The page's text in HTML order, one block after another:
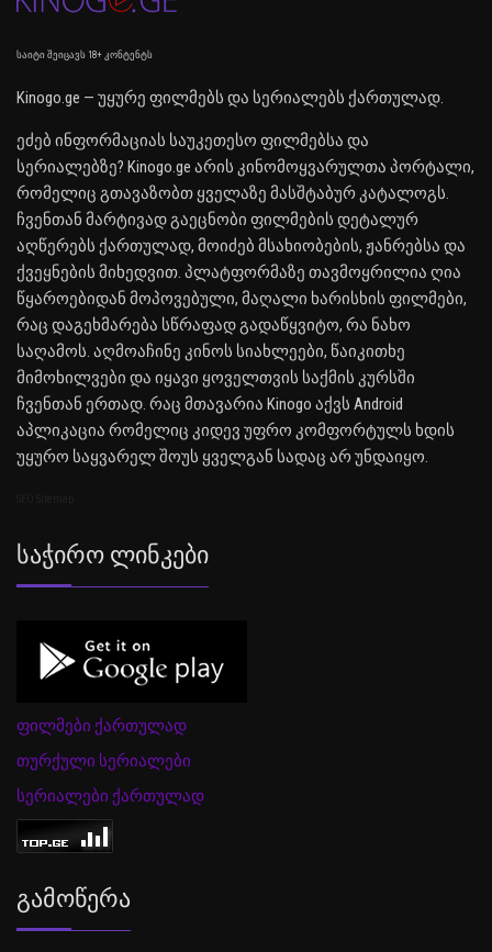
საიტი შეიცავს 18+ კონტენტს
Kinogo.ge — უყურე ფილმებს და სერიალებს ქართულად.
ეძებ ინფორმაციას საუკეთესო ფილმებსა და
სერიალებზე? Kinogo.ge არის კინომოყვარულთა პორტალი,
რომელიც გთავაზობთ ყველაზე მასშტაბურ კატალოგს.
ჩვენთან მარტივად გაეცნობი ფილმების დეტალურ
აღწერებს ქართულად, მოიძებ მსახიობების, ჟანრებსა და
ქვეყნების მიხედვით. პლატფორმაზე თავმოყრილია ღია
წყაროებიდან მოპოვებული, მაღალი ხარისხის ფილმები,
რაც დაგეხმარება სწრაფად გადაწყვიტო, რა ნახო
საღამოს. აღმოაჩინე კინოს სიახლეები, წაიკითხე
მიმოხილვები და იყავი ყოველთვის საქმის კურსში
ჩვენთან ერთად. რაც მთავარია Kinogo აქვს Android
აპლიკაცია რომელიც კიდევ უფრო კომფორტულს ხდის
უყურო საყვარელ შოუს ყველგან სადაც არ უნდაიყო.
Საჭირო Ლინკები
ფილმები ქართულად
თურქული სერიალები
სერიალები ქართულად
Გამოწერა